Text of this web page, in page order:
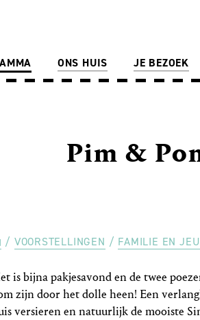
ONS HUIS JE BEZOEK
Pim &
VOORSTELLINGEN FAMILIE EN
is bijna pakjesavond en de twee
zijn door het dolle heen! Een
versieren en natuurlijk de mooiste